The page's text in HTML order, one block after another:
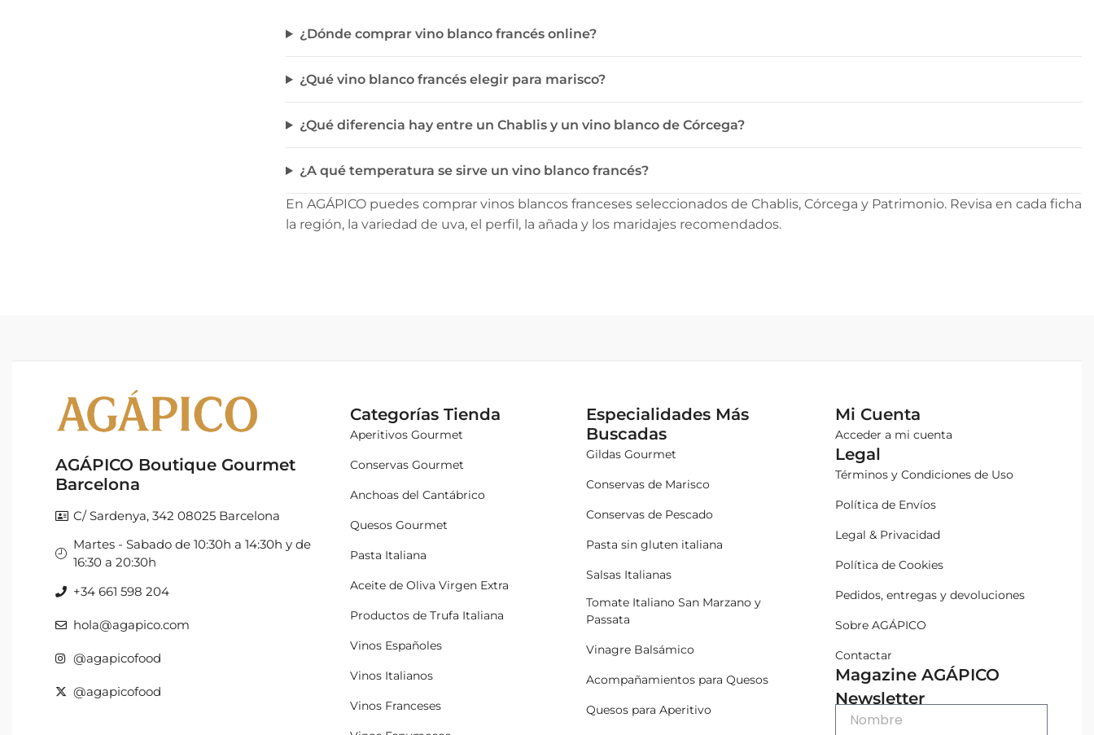
¿Dónde comprar vino blanco francés online?
¿Qué vino blanco francés elegir para marisco?
¿Qué diferencia hay entre un Chablis y un vino blanco de Córcega?
¿A qué temperatura se sirve un vino blanco francés?
En AGÁPICO puedes comprar vinos blancos franceses seleccionados de Chablis, Córcega y Patrimonio. Revisa en cada ficha
la región, la variedad de uva, el perfil, la añada y los maridajes recomendados.
AGÁPICO Boutique Gourmet
Barcelona
C/ Sardenya, 342 08025 Barcelona
Martes - Sabado de 10:30h a 14:30h y de
16:30 a 20:30h
+34 661 598 204
hola@agapico.com
@agapicofood
@agapicofood
Categorías Tienda
Aperitivos Gourmet
Conservas Gourmet
Anchoas del Cantábrico
Quesos Gourmet
Pasta Italiana
Aceite de Oliva Virgen Extra
Productos de Trufa Italiana
Vinos Españoles
Vinos Italianos
Vinos Franceses
Especialidades Más
Buscadas
Gildas Gourmet
Conservas de Marisco
Conservas de Pescado
Pasta sin gluten italiana
Salsas Italianas
Tomate Italiano San Marzano y
Passata
Vinagre Balsámico
Acompañamientos para Quesos
Quesos para Aperitivo
Mi Cuenta
Acceder a mi cuenta
Legal
Términos y Condiciones de Uso
Política de Envíos
Legal & Privacidad
Política de Cookies
Pedidos, entregas y devoluciones
Sobre AGÁPICO
Contactar
Magazine AGÁPICO
Newsletter